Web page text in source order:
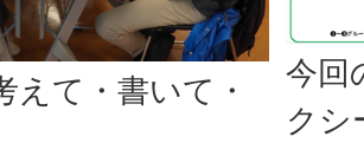
えて・書いて・
今回
クシ